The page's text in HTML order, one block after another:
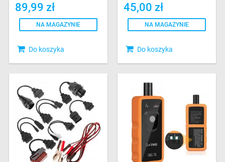
89,99 zł
NA MAGAZYNIE
Do koszyka
45,00 zł
NA MAGAZYNIE
Do koszyka